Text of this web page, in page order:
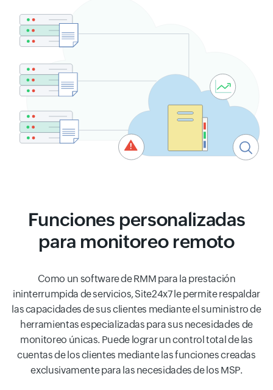
Funciones personalizadas
para monitoreo remoto
Como un software de RMM para la prestación
ininterrumpida de servicios, Site24x7 le permite respaldar
las capacidades de sus clientes mediante el suministro de
herramientas especializadas para sus necesidades de
monitoreo únicas. Puede lograr un control total de las
cuentas de los clientes mediante las funciones creadas
exclusivamente para las necesidades de los MSP.